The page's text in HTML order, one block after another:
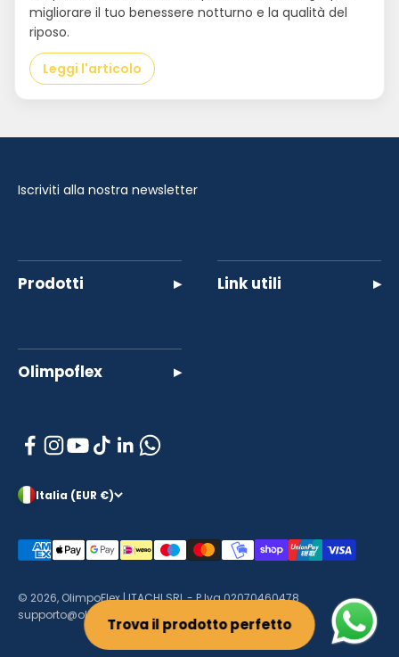
Trova il prodotto perfetto
migliorare il tuo benessere notturno e la qualità del
riposo.
Leggi l'articolo
Iscriviti alla nostra newsletter
Prodotti ▸ Link utili ▸
Olimpoflex ▸
Italia (EUR €)
© 2026, OlimpoFlex | ITACHI SRL - P.Iva 02070460478
supporto@olimpo-flex.com